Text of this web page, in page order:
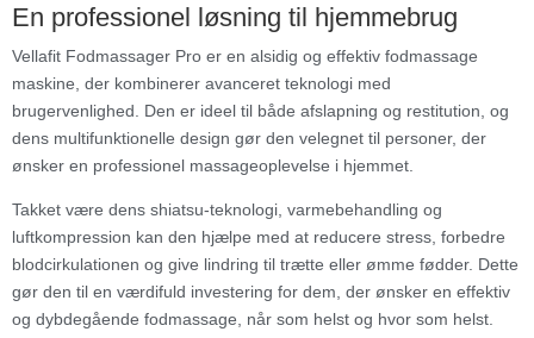
En professionel løsning til hjemmebrug
Vellafit Fodmassager Pro er en alsidig og effektiv fodmassage
maskine, der kombinerer avanceret teknologi med
brugervenlighed. Den er ideel til både afslapning og restitution, og
dens multifunktionelle design gør den velegnet til personer, der
ønsker en professionel massageoplevelse i hjemmet.
Takket være dens shiatsu-teknologi, varmebehandling og
luftkompression kan den hjælpe med at reducere stress, forbedre
blodcirkulationen og give lindring til trætte eller ømme fødder. Dette
gør den til en værdifuld investering for dem, der ønsker en effektiv
og dybdegående fodmassage, når som helst og hvor som helst.